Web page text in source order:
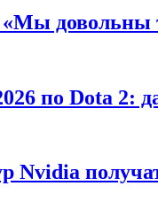
довольны
по Dota 2:
Nvidia